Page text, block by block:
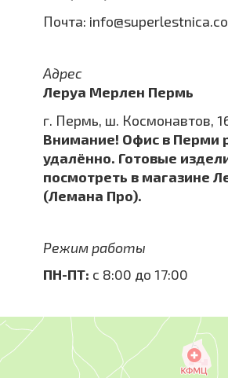
Почта:
Адрес
Леруа Мерлен Пермь
г. Пермь, ш. Космонавтов,
Внимание! Офис в Перми
удалённо. Готовые
посмотреть в магазине
(Лемана Про).
Режим работы
ПН-ПТ: с 8:00 до 17:00